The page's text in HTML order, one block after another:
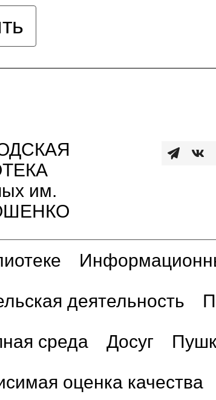
им.
деятельность
среда Досуг
оценка качества